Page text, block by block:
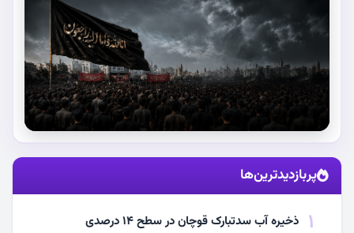
استقبال از آقای شهید ایران
مشاهده اخبار
پربازدیدترین‌ها
1 ذخیره آب سدتبارک قوچان در سطح ۱۴ درصدی